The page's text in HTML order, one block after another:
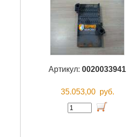
Артикул: 0020033941
35.053,00 руб.